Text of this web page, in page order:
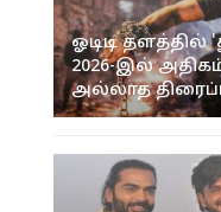
ஓடிடி
2026-இல்
அல்லாத